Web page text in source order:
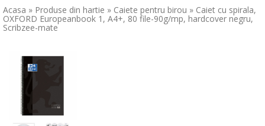
Acasa » Produse din hartie » Caiete pentru birou » Caiet cu spirala,
OXFORD Europeanbook 1, A4+, 80 file-90g/mp, hardcover negru,
Scribzee-mate